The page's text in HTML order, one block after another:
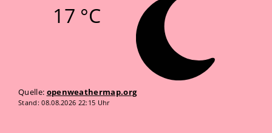
17 °C
Quelle: openweathermap.org
Stand: 08.08.2026 22:15 Uhr